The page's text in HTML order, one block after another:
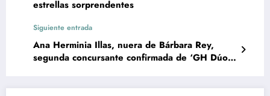
estrellas sorprendentes
Siguiente entrada
Ana Herminia Illas, nuera de Bárbara Rey,
segunda concursante confirmada de ‘GH Dúo